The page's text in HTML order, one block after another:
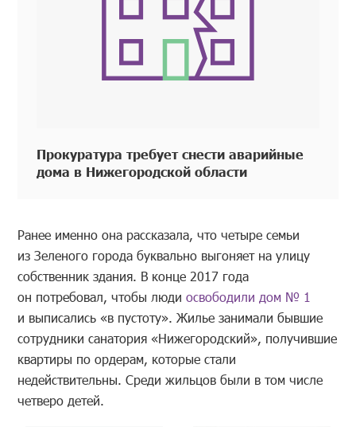
Прокуратура требует снести аварийные
дома в Нижегородской области
Ранее именно она рассказала, что четыре семьи
из Зеленого города буквально выгоняет на улицу
собственник здания. В конце 2017 года
он потребовал, чтобы людиосвободили дом № 1
и выписались «в пустоту». Жилье занимали бывшие
сотрудники санатория «Нижегородский», получившие
квартиры по ордерам, которые стали
недействительны. Среди жильцов были в том числе
четверо детей.